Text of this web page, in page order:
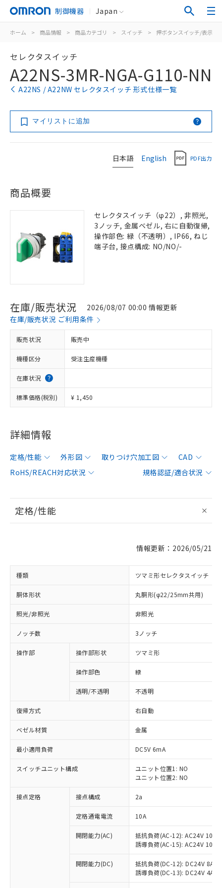
制御機器 Japan
ホーム > 商品情報 > 商品カテゴリ > スイッチ > 押ボタンスイッチ/表示灯
セレクタスイッチ
A22NS-3MR-NGA-G110-NN
A22NS / A22NW セレクタスイッチ 形式仕様一覧
マイリストに追加
日本語 English PDF出力
商品概要
セレクタスイッチ（φ22）, 非照光,
3ノッチ, 金属ベゼル, 右に自動復帰,
操作部色: 緑（不透明）, IP66, ねじ
端子台, 接点構成: NO/NO/-
在庫/販売状況
2026/08/07 00:00 情報更新
在庫/販売状況 ご利用条件
販売状況 販売中
機種区分 受注生産機種
在庫状況
標準価格(税別) ¥ 1,450
詳細情報
定格/性能 外形図 取りつけ穴加工図
CAD
RoHS/REACH対応状況
規格認証/適合状況
定格/性能
情報更新：2026/05/21
種類 ツマミ形セレクタスイッチ
胴体形状 丸胴形(φ22/25mm共用)
照光/非照光 非照光
ノッチ数 3ノッチ
操作部 操作部形状 ツマミ形
操作部色 緑
透明/不透明 不透明
復帰方式 右自動
ベゼル材質 金属
最小適用負荷 DC5V 6mA
スイッチユニット構成
ユニット位置1: NO
ユニット位置2: NO
接点定格 接点構成 2a
定格通電電流 10A
開閉能力(AC)
抵抗負荷(AC-12): AC24V 10A/
誘導負荷(AC-15): AC24V
開閉能力(DC)
抵抗負荷(DC-12): DC24V 8A/
誘導負荷(DC-13): DC24V 4A/
※1 対応状況
対応済み：EU RoHS指令（10物質）の
非含有に対応した製品が提供可能な商品で
対応予定：EU RoHS指令（10物質）の非含
有に対応した製品に切り替える予定のある